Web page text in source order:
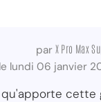
par X Pro Max
le lundi 06 janvier
cette